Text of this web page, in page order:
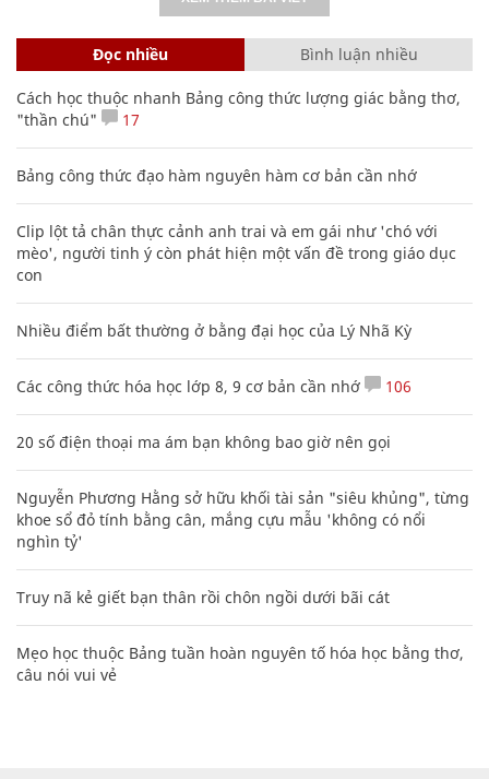
Đọc nhiều Bình luận nhiều
Cách học thuộc nhanh Bảng công thức lượng giác bằng thơ,
"thần chú"
17
Bảng công thức đạo hàm nguyên hàm cơ bản cần nhớ
Clip lột tả chân thực cảnh anh trai và em gái như 'chó với
mèo', người tinh ý còn phát hiện một vấn đề trong giáo dục
con
Nhiều điểm bất thường ở bằng đại học của Lý Nhã Kỳ
Các công thức hóa học lớp 8, 9 cơ bản cần nhớ 106
20 số điện thoại ma ám bạn không bao giờ nên gọi
Nguyễn Phương Hằng sở hữu khối tài sản "siêu khủng", từng
khoe sổ đỏ tính bằng cân, mắng cựu mẫu 'không có nổi
nghìn tỷ'
Truy nã kẻ giết bạn thân rồi chôn ngồi dưới bãi cát
Mẹo học thuộc Bảng tuần hoàn nguyên tố hóa học bằng thơ,
câu nói vui vẻ